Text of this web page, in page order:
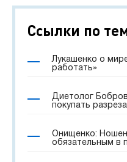
Ссылки по
Лукашенко о
работать»
Диетолог
покупать
Онищенко:
обязательным в